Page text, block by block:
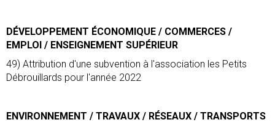
DÉVELOPPEMENT ÉCONOMIQUE / COMMERCES /
EMPLOI / ENSEIGNEMENT SUPÉRIEUR
49) Attribution d'une subvention à l'association les Petits
Débrouillards pour l'année 2022
ENVIRONNEMENT / TRAVAUX / RÉSEAUX / TRANSPORTS